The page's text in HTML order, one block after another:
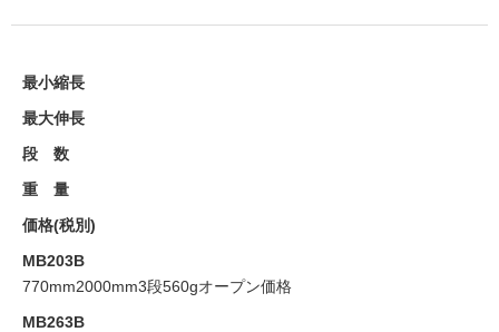
最小縮長
最大伸長
段 数
重 量
価格(税別)
MB203B
770mm2000mm3段560gオープン価格
MB263B